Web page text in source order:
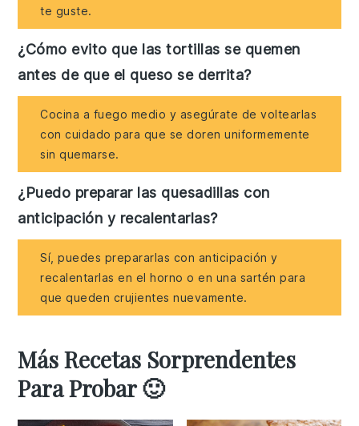
te guste.
¿Cómo evito que las tortillas se quemen
antes de que el queso se derrita?
Cocina a fuego medio y asegúrate de voltearlas
con cuidado para que se doren uniformemente
sin quemarse.
¿Puedo preparar las quesadillas con
anticipación y recalentarlas?
Sí, puedes prepararlas con anticipación y
recalentarlas en el horno o en una sartén para
que queden crujientes nuevamente.
Más Recetas Sorprendentes
Para Probar 🙂